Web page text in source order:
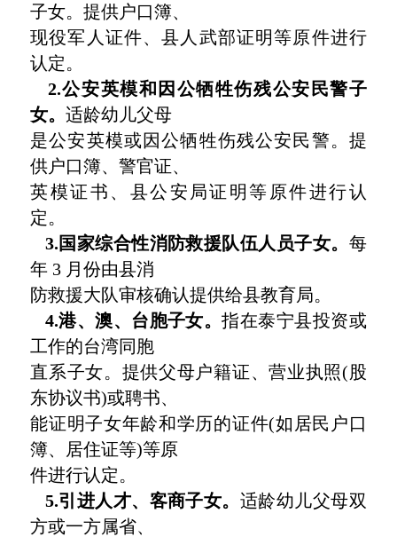
子女。提供户口簿、
现役军人证件、县人武部证明等原件进行
认定。
2.公安英模和因公牺牲伤残公安民警子
女。适龄幼儿父母
是公安英模或因公牺牲伤残公安民警。提
供户口簿、警官证、
英模证书、县公安局证明等原件进行认
定。
3.国家综合性消防救援队伍人员子女。 每
年 3 月份由县消
防救援大队审核确认提供给县教育局。
4.港、澳、台胞子女。指在泰宁县投资或
工作的台湾同胞
直系子女。提供父母户籍证、营业执照(股
东协议书)或聘书、
能证明子女年龄和学历的证件(如居民户口
簿、居住证等)等原
件进行认定。
5.引进人才、客商子女。 适龄幼儿父母双
方或一方属省、